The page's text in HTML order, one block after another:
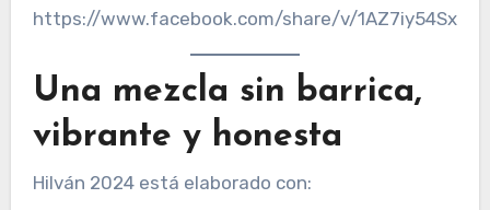
https://www.facebook.com/share/v/1AZ7iy54Sx
Una mezcla sin barrica,
vibrante y honesta
Hilván 2024 está elaborado con: